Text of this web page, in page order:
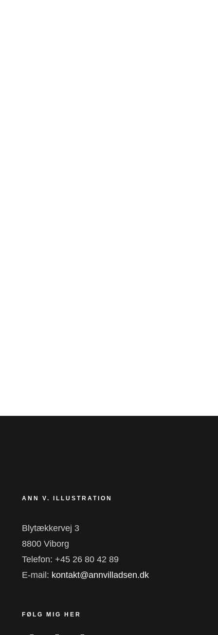
ANN V. ILLUSTRATION
Blytækkervej 3
8800 Viborg
Telefon: +45 26 80 42 89
E-mail: kontakt@annvilladsen.dk
FØLG MIG HER